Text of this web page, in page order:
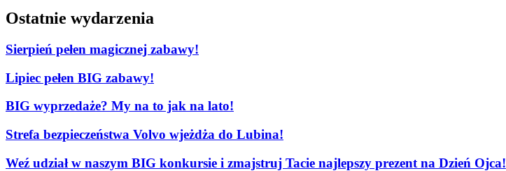
Ostatnie wydarzenia
Sierpień pełen magicznej zabawy!
Lipiec pełen BIG zabawy!
BIG wyprzedaże? My na to jak na lato!
Strefa bezpieczeństwa Volvo wjeżdża do Lubina!
Weź udział w naszym BIG konkursie i zmajstruj Tacie najlepszy prezent na Dzień Ojca!